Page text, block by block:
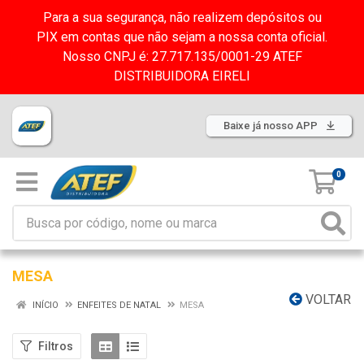
Para a sua segurança, não realizem depósitos ou
PIX em contas que não sejam a nossa conta oficial.
Nosso CNPJ é: 27.717.135/0001-29 ATEF
DISTRIBUIDORA EIRELI
Baixe já nosso APP
0
MESA
VOLTAR
INÍCIO ENFEITES DE NATAL MESA
Filtros